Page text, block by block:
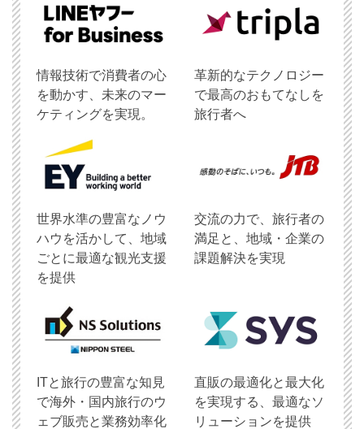
情報技術で消費者の心
を動かす、未来のマー
ケティングを実現。
革新的なテクノロジー
で最高のおもてなしを
旅行者へ
世界水準の豊富なノウ
ハウを活かして、地域
ごとに最適な観光支援
を提供
交流の力で、旅行者の
満足と、地域・企業の
課題解決を実現
ITと旅行の豊富な知見
で海外・国内旅行のウ
ェブ販売と業務効率化
直販の最適化と最大化
を実現する、最適なソ
リューションを提供